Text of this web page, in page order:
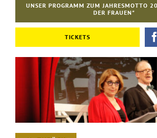
UNSER PROGRAMM ZUM JAHRESMOTTO
DER FRAUEN"
TICKETS